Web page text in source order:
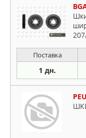
Поставка
1 дн.